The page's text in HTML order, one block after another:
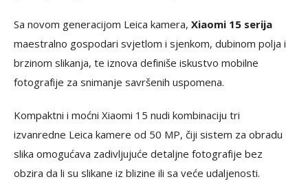
Sa novom generacijom Leica kamera, Xiaomi 15 serija
maestralno gospodari svjetlom i sjenkom, dubinom polja i
brzinom slikanja, te iznova definiše iskustvo mobilne
fotografije za snimanje savršenih uspomena.
Kompaktni i moćni Xiaomi 15 nudi kombinaciju tri
izvanredne Leica kamere od 50 MP, čiji sistem za obradu
slika omogućava zadivljujuće detaljne fotografije bez
obzira da li su slikane iz blizine ili sa veće udaljenosti.